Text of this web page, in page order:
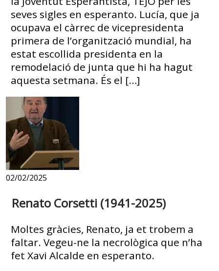
seves sigles en esperanto. Lucía, que ja
ocupava el càrrec de vicepresidenta
primera de l’organització mundial, ha
estat escollida presidenta en la
remodelació de junta que hi ha hagut
aquesta setmana. És el […]
02/02/2025
Renato Corsetti (1941-2025)
Moltes gràcies, Renato, ja et trobem a
faltar. Vegeu-ne la necrològica que n’ha
fet Xavi Alcalde en esperanto.